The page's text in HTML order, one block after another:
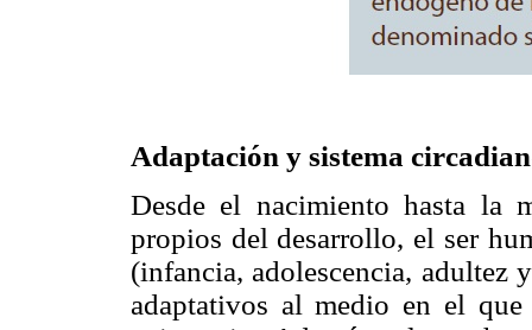
Adaptación y sistema
Desde el nacimiento hasta la
propios del desarrollo, el ser
(infancia, adolescencia, adultez
adaptativos al medio en el